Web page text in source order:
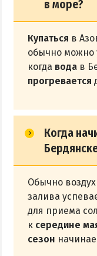
в море?
Купаться в
обычно можно
когда вода в
прогревается
Когда
Обычно
залива
для приема
к середине
сезон